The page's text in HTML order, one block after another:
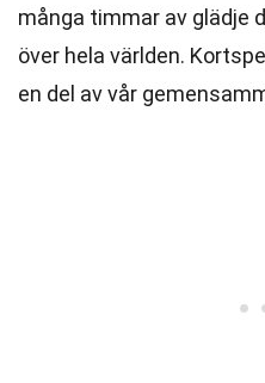
många timmar av glädje
över hela världen.
en del av vår